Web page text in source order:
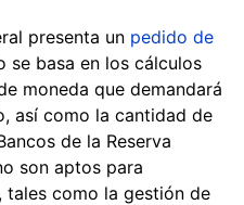
presenta un pedido de
se basa en los cálculos
moneda que demandará
así como la cantidad de
de la Reserva
son aptos para
como la gestión de